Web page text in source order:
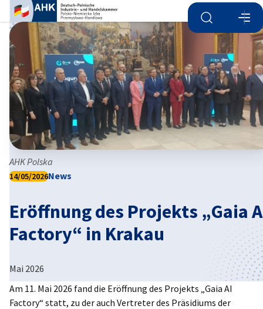
Suche öffnen
German
Poland
Eröffnung des Projekts „Gaia
Factory“ in Krakau
14/05/2026News
Mai 2026
AHK Polska
Am 11. Mai 2026 fand die Eröffnung des Projekts „Gaia AI
Factory“ statt, zu der auch Vertreter des Präsidiums der